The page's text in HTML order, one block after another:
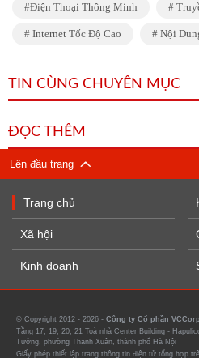
Điện Thoại Thông Minh
Internet Tốc Độ Cao Nội
TIN CÙNG CHUYÊN MỤC
ĐỌC THÊM
Lên đầu trang
Trang chủ
Xã hội
Kinh doanh
© Copyright 2012 - 2026 - Công ty Cổ phần
Tầng 17, 19, 20, 21 Toà nhà Center Building -
Tưởng, phường Thanh Xuân, thành phố Hà Nội
Giấy phép thiết lập trang thông tin điện tử tổng hợp